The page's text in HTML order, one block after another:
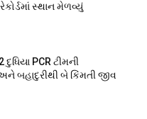
સ્થાન મેળવ્યું
PCR ટીમની
બહાદુરીથી બે કિંમતી જીવ